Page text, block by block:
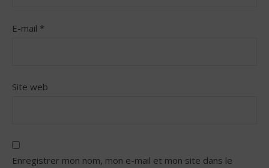
E-mail *
Site web
Enregistrer mon nom, mon e-mail et mon site dans le